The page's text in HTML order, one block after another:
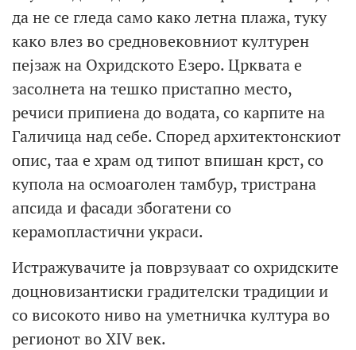
да не се гледа само како летна плажа, туку
како влез во средновековниот културен
пејзаж на Охридското Езеро. Црквата е
засолнета на тешко пристапно место,
речиси припиена до водата, со карпите на
Галичица над себе. Според архитектонскиот
опис, таа е храм од типот впишан крст, со
купола на осмоаголен тамбур, тристрана
апсида и фасади збогатени со
керамопластични украси.
Истражувачите ја поврзуваат со охридските
доцновизантиски градителски традиции и
со високото ниво на уметничка култура во
регионот во XIV век.